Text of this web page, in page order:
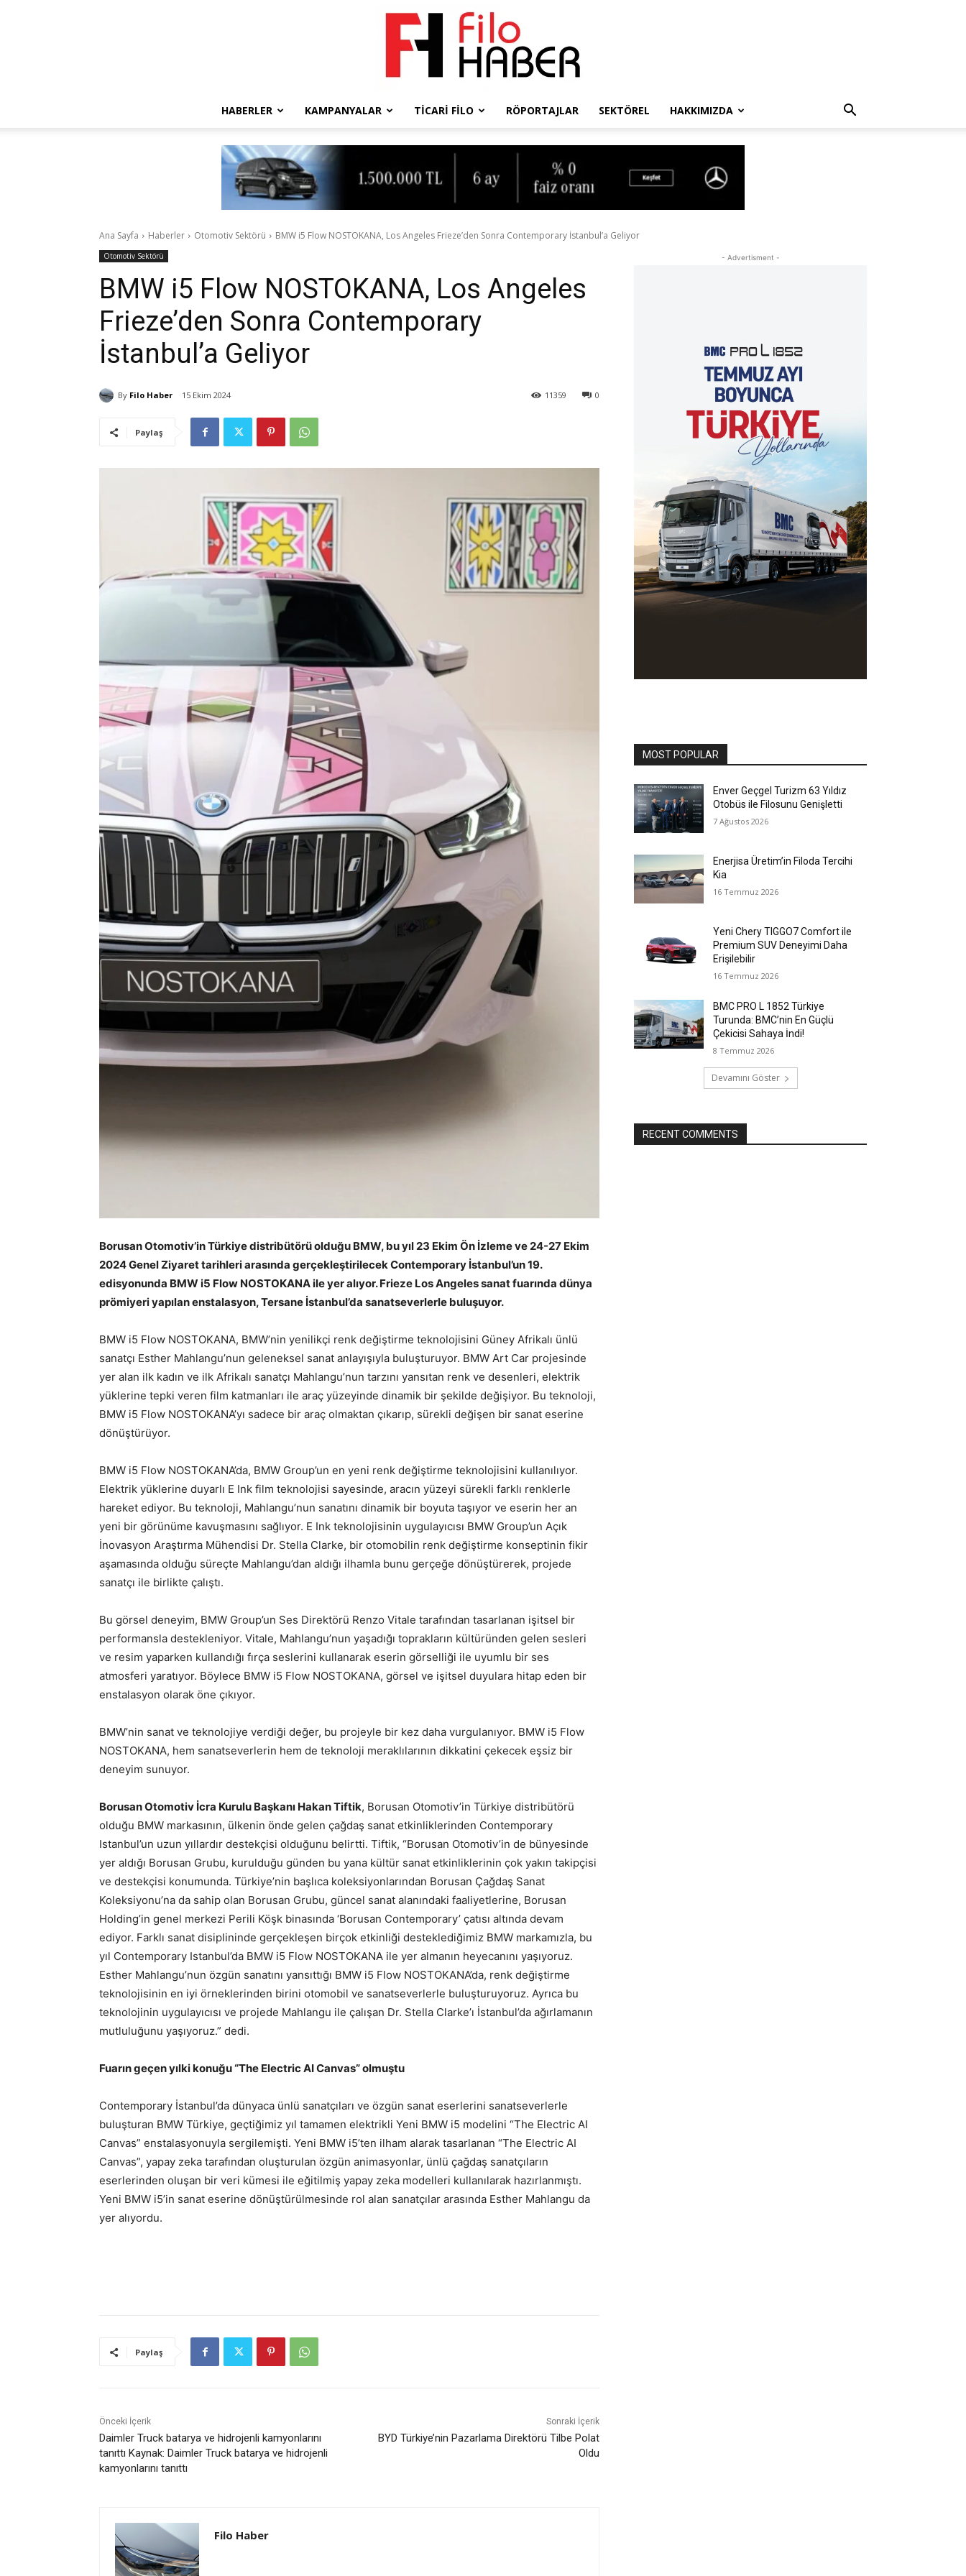
Haber
HABERLER KAMPANYALAR TICARI FILO RÖPORTAJLAR SEKTÖREL HAKKIMIZDA
Ana Sayfa Haberler Otomotiv Sektörü BMW i5 Flow NOSTOKANA, Los Angeles Frieze’den Sonra Contemporary İstanbul’a Geliyor
Otomotiv Sektörü
BMW i5 Flow NOSTOKANA, Los Angeles
Frieze’den Sonra Contemporary
İstanbul’a Geliyor
By Filo Haber 15 Ekim 2024 0
11359
Paylaş
Borusan Otomotiv’in Türkiye distribütörü olduğu BMW, bu yıl 23 Ekim Ön İzleme ve 24-27 Ekim
2024 Genel Ziyaret tarihleri arasında gerçekleştirilecek Contemporary İstanbul’un 19.
edisyonunda BMW i5 Flow NOSTOKANA ile yer alıyor. Frieze Los Angeles sanat fuarında dünya
prömiyeri yapılan enstalasyon, Tersane İstanbul’da sanatseverlerle buluşuyor.
BMW i5 Flow NOSTOKANA, BMW’nin yenilikçi renk değiştirme teknolojisini Güney Afrikalı ünlü
sanatçı Esther Mahlangu’nun geleneksel sanat anlayışıyla buluşturuyor. BMW Art Car projesinde
yer alan ilk kadın ve ilk Afrikalı sanatçı Mahlangu’nun tarzını yansıtan renk ve desenleri, elektrik
yüklerine tepki veren film katmanları ile araç yüzeyinde dinamik bir şekilde değişiyor. Bu teknoloji,
BMW i5 Flow NOSTOKANA’yı sadece bir araç olmaktan çıkarıp, sürekli değişen bir sanat eserine
dönüştürüyor.
BMW i5 Flow NOSTOKANA’da, BMW Group’un en yeni renk değiştirme teknolojisini kullanılıyor.
Elektrik yüklerine duyarlı E Ink film teknolojisi sayesinde, aracın yüzeyi sürekli farklı renklerle
hareket ediyor. Bu teknoloji, Mahlangu’nun sanatını dinamik bir boyuta taşıyor ve eserin her an
yeni bir görünüme kavuşmasını sağlıyor. E Ink teknolojisinin uygulayıcısı BMW Group’un Açık
İnovasyon Araştırma Mühendisi Dr. Stella Clarke, bir otomobilin renk değiştirme konseptinin fikir
aşamasında olduğu süreçte Mahlangu’dan aldığı ilhamla bunu gerçeğe dönüştürerek, projede
sanatçı ile birlikte çalıştı.
Bu görsel deneyim, BMW Group’un Ses Direktörü Renzo Vitale tarafından tasarlanan işitsel bir
performansla destekleniyor. Vitale, Mahlangu’nun yaşadığı toprakların kültüründen gelen sesleri
ve resim yaparken kullandığı fırça seslerini kullanarak eserin görselliği ile uyumlu bir ses
atmosferi yaratıyor. Böylece BMW i5 Flow NOSTOKANA, görsel ve işitsel duyulara hitap eden bir
enstalasyon olarak öne çıkıyor.
BMW’nin sanat ve teknolojiye verdiği değer, bu projeyle bir kez daha vurgulanıyor. BMW i5 Flow
NOSTOKANA, hem sanatseverlerin hem de teknoloji meraklılarının dikkatini çekecek eşsiz bir
deneyim sunuyor.
Borusan Otomotiv İcra Kurulu Başkanı Hakan Tiftik, Borusan Otomotiv’in Türkiye distribütörü
olduğu BMW markasının, ülkenin önde gelen çağdaş sanat etkinliklerinden Contemporary
Istanbul’un uzun yıllardır destekçisi olduğunu belirtti. Tiftik, “Borusan Otomotiv’in de bünyesinde
yer aldığı Borusan Grubu, kurulduğu günden bu yana kültür sanat etkinliklerinin çok yakın takipçisi
ve destekçisi konumunda. Türkiye’nin başlıca koleksiyonlarından Borusan Çağdaş Sanat
Koleksiyonu’na da sahip olan Borusan Grubu, güncel sanat alanındaki faaliyetlerine, Borusan
Holding’in genel merkezi Perili Köşk binasında ‘Borusan Contemporary’ çatısı altında devam
ediyor. Farklı sanat disiplininde gerçekleşen birçok etkinliği desteklediğimiz BMW markamızla, bu
yıl Contemporary Istanbul’da BMW i5 Flow NOSTOKANA ile yer almanın heyecanını yaşıyoruz.
Esther Mahlangu’nun özgün sanatını yansıttığı BMW i5 Flow NOSTOKANA’da, renk değiştirme
teknolojisinin en iyi örneklerinden birini otomobil ve sanatseverlerle buluşturuyoruz. Ayrıca bu
teknolojinin uygulayıcısı ve projede Mahlangu ile çalışan Dr. Stella Clarke’ı İstanbul’da ağırlamanın
mutluluğunu yaşıyoruz.” dedi.
Fuarın geçen yılki konuğu “The Electric AI Canvas” olmuştu
Contemporary İstanbul’da dünyaca ünlü sanatçıları ve özgün sanat eserlerini sanatseverlerle
buluşturan BMW Türkiye, geçtiğimiz yıl tamamen elektrikli Yeni BMW i5 modelini “The Electric AI
Canvas” enstalasyonuyla sergilemişti. Yeni BMW i5’ten ilham alarak tasarlanan “The Electric AI
Canvas”, yapay zeka tarafından oluşturulan özgün animasyonlar, ünlü çağdaş sanatçıların
eserlerinden oluşan bir veri kümesi ile eğitilmiş yapay zeka modelleri kullanılarak hazırlanmıştı.
Yeni BMW i5’in sanat eserine dönüştürülmesinde rol alan sanatçılar arasında Esther Mahlangu da
yer alıyordu.
Paylaş
Önceki İçerik
Daimler Truck batarya ve hidrojenli kamyonlarını
tanıttı Kaynak: Daimler Truck batarya ve hidrojenli
kamyonlarını tanıttı
Sonraki İçerik
BYD Türkiye’nin Pazarlama Direktörü Tilbe Polat
Oldu
Filo Haber
- Advertisment -
MOST POPULAR
Enver Geçgel Turizm 63 Yıldız
Otobüs ile Filosunu Genişletti
7 Ağustos 2026
Enerjisa Üretim’in Filoda Tercihi
Kia
16 Temmuz 2026
Yeni Chery TIGGO7 Comfort ile
Premium SUV Deneyimi Daha
Erişilebilir
16 Temmuz 2026
BMC PRO L 1852 Türkiye
Turunda: BMC’nin En Güçlü
Çekicisi Sahaya İndi!
8 Temmuz 2026
Devamını Göster
RECENT COMMENTS